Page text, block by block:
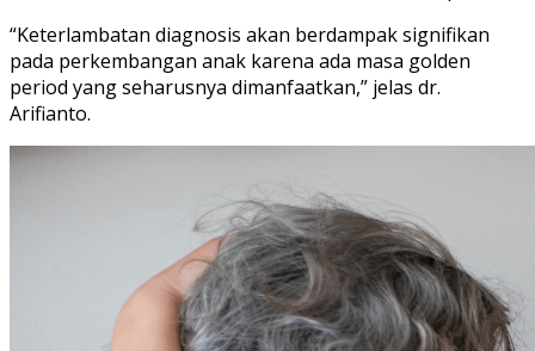
“Keterlambatan diagnosis akan berdampak signifikan
pada perkembangan anak karena ada masa golden
period yang seharusnya dimanfaatkan,” jelas dr.
Arifianto.